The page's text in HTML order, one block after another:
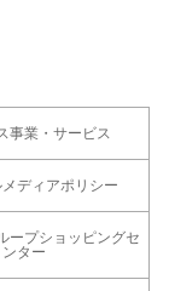
事業・サービス
ディアポリシー
ープショッピングセ
ンター